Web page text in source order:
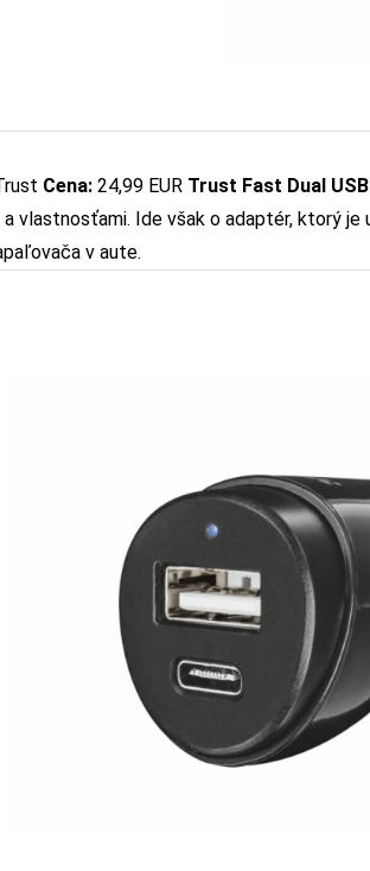
Cena: 24,99 EUR Trust Fast Dual
vlastnosťami. Ide však o adaptér, ktorý
v aute.